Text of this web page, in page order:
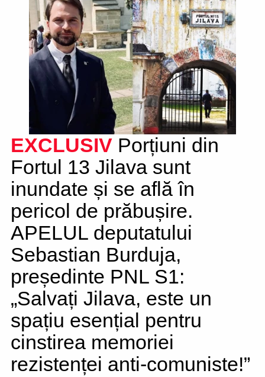
EXCLUSIV Porțiuni din
Fortul 13 Jilava sunt
inundate și se află în
pericol de prăbușire.
APELUL deputatului
Sebastian Burduja,
președinte PNL S1:
„Salvați Jilava, este un
spațiu esențial pentru
cinstirea memoriei
rezistenței anti-comuniste!”